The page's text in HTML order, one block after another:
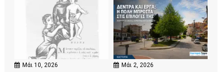
Μάι 10, 2026 Μάι 2, 2026